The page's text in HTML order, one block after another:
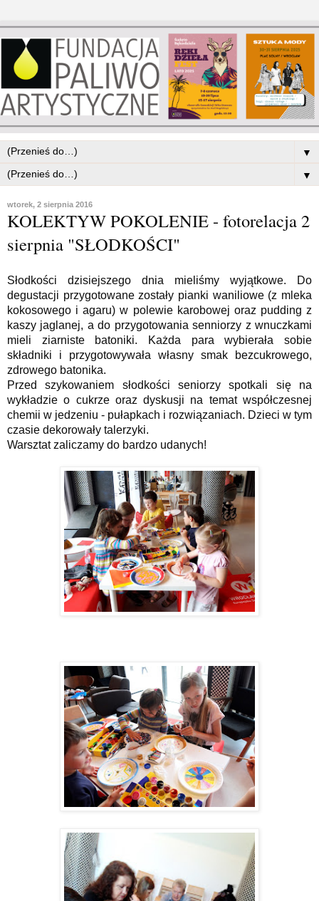
▼
▼
wtorek, 2 sierpnia 2016
KOLEKTYW POKOLENIE - fotorelacja 2
sierpnia "SŁODKOŚCI"
Słodkości dzisiejszego dnia mieliśmy wyjątkowe. Do
degustacji przygotowane zostały pianki waniliowe (z mleka
kokosowego i agaru) w polewie karobowej oraz pudding z
kaszy jaglanej, a do przygotowania senniorzy z wnuczkami
mieli ziarniste batoniki. Każda para wybierała sobie
składniki i przygotowywała własny smak bezcukrowego,
zdrowego batonika.
Przed szykowaniem słodkości seniorzy spotkali się na
wykładzie o cukrze oraz dyskusji na temat współczesnej
chemii w jedzeniu - pułapkach i rozwiązaniach. Dzieci w tym
czasie dekorowały talerzyki.
Warsztat zaliczamy do bardzo udanych!